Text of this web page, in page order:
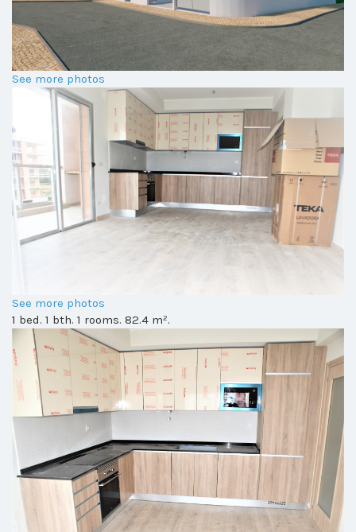
See more photos
See more photos
1 bed. 1 bth. 1 rooms. 82.4 m².